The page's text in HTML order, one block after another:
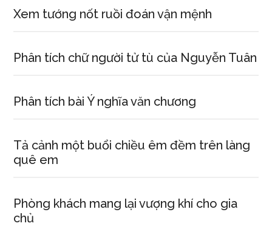
Xem tướng nốt ruồi đoán vận mệnh
Phân tích chữ người tử tù của Nguyễn Tuân
Phân tích bài Ý nghĩa văn chương
Tả cảnh một buổi chiều êm đềm trên làng
quê em
Phòng khách mang lại vượng khí cho gia
chủ